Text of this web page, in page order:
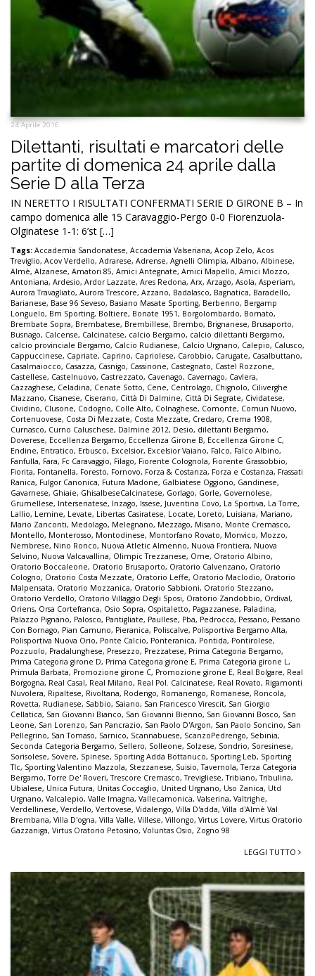
24 Aprile 2016
Dilettanti, risultati e marcatori delle
partite di domenica 24 aprile dalla
Serie D alla Terza
IN NERETTO I RISULTATI CONFERMATI SERIE D GIRONE B – In
campo domenica alle 15 Caravaggio-Pergo 0-0 Fiorenzuola-
Olginatese 1-1: 6’st […]
Tags: Accademia Sandonatese, Accademia Valseriana, Acop Zelo, Acos
Treviglio, Acov Verdello, Adrarese, Adrense, Agnelli Olimpia, Albano, Albinese,
Almè, Alzanese, Amatori 85, Amici Antegnate, Amici Mapello, Amici Mozzo,
Antoniana, Ardesio, Ardor Lazzate, Ares Redona, Arx, Arzago, Asola, Asperiam,
Aurora Travagliato, Aurora Trescore, Azzano, Badalasco, Bagnatica, Baradello,
Barianese, Base 96 Seveso, Basiano Masate Sporting, Berbenno, Bergamp
Longuelo, Bm Sporting, Boltiere, Bonate 1951, Borgolombardo, Bornato,
Brembate Sopra, Brembatese, Brembillese, Brembo, Brignanese, Brusaporto,
Busnago, Calcense, Calcinatese, calcio Bergamo, calcio dilettanti Bergamo,
calcio provinciale Bergamo, Calcio Rudianese, Calcio Urgnano, Calepio, Calusco,
Cappuccinese, Capriate, Caprino, Capriolese, Carobbio, Carugate, Casalbuttano,
Casalmaiocco, Casazza, Casnigo, Cassinone, Castegnato, Castel Rozzone,
Castellese, Castelnuovo, Castrezzato, Cavenago, Cavernago, Cavlera,
Cazzaghese, Celadina, Cenate Sotto, Cene, Centrolago, Chignolo, Ciliverghe
Mazzano, Cisanese, Ciserano, Città Di Dalmine, Città Di Segrate, Cividatese,
Cividino, Clusone, Codogno, Colle Alto, Colnaghese, Comonte, Comun Nuovo,
Cortenuovese, Costa Di Mezzate, Costa Mezzate, Credaro, Crema 1908,
Curnasco, Curno Caluschese, Dalmine 2012, Desio, dilettanti Bergamo,
Doverese, Eccellenza Bergamo, Eccellenza Girone B, Eccellenza Girone C,
Endine, Entratico, Erbusco, Excelsior, Excelsior Vaiano, Falco, Falco Albino,
Fanfulla, Fara, Fc Caravaggio, Filago, Fiorente Colognola, Fiorente Grassobbio,
Fiorita, Fontanella, Foresto, Fornovo, Forza & Costanza, Forza e Costanza, Frassati
Ranica, Fulgor Canonica, Futura Madone, Galbiatese Oggiono, Gandinese,
Gavarnese, Ghiaie, GhisalbeseCalcinatese, Gorlago, Gorle, Governolese,
Grumellese, Interseriatese, Inzago, Issese, Juventina Covo, La Sportiva, La Torre,
Lallio, Lemine, Levate, Libertas Casiratese, Locate, Loreto, Luisiana, Mariano,
Mario Zanconti, Medolago, Melegnano, Mezzago, Misano, Monte Cremasco,
Montello, Monterosso, Montodinese, Montorfano Rovato, Monvico, Mozzo,
Nembrese, Nino Ronco, Nuova Atletic Almenno, Nuova Frontiera, Nuova
Selvino, Nuova Valcavallina, Olimpic Trezzanese, Ome, Oratorio Albino,
Oratorio Boccaleone, Oratorio Brusaporto, Oratorio Calvenzano, Oratorio
Cologno, Oratorio Costa Mezzate, Oratorio Leffe, Oratorio Maclodio, Oratorio
Malpensata, Oratorio Mozzanica, Oratorio Sabbioni, Oratorio Stezzano,
Oratorio Verdello, Oratorio Villaggio Degli Sposi, Oratorio Zandobbio, Ordival,
Oriens, Orsa Cortefranca, Osio Sopra, Ospitaletto, Pagazzanese, Paladina,
Palazzo Pignano, Palosco, Pantigliate, Paullese, Pba, Pedrocca, Pessano, Pessano
Con Bornago, Pian Camuno, Pieranica, Poliscalve, Polisportiva Bergamo Alta,
Polisportiva Nuova Orio, Ponte Calcio, Ponteranica, Pontida, Pontirolese,
Pozzuolo, Pradalunghese, Presezzo, Prezzatese, Prima Categoria Bergamo,
Prima Categoria girone D, Prima Categoria girone E, Prima Categoria girone L ,
Primula Barbata, Promozione girone C, Promozione girone E, Real Bolgare, Real
Borgogna, Real Casal, Real Milano, Real Pol. Calcinatese, Real Rovato, Rigamonti
Nuvolera, Ripaltese, Rivoltana, Rodengo, Romanengo, Romanese, Roncola,
Rovetta, Rudianese, Sabbio, Saiano, San Francesco Virescit, San Giorgio
Cellatica, San Giovanni Bianco, San Giovanni Bienno, San Giovanni Bosco, San
Leone, San Lorenzo, San Pancrazio, San Paolo D'Argon, San Paolo Soncino, San
Pellegrino, San Tomaso, Sarnico, Scannabuese, ScanzoPedrengo, Sebinia,
Seconda Categoria Bergamo, Sellero, Solleone, Solzese, Sondrio, Soresinese,
Sorisolese, Sovere, Spinese, Sporting Adda Bottanuco, Sporting Leb, Sporting
Tlc, Sporting Valentino Mazzola, Stezzanese, Suisio,Tavernola,Terza Categoria
Bergamo,Torre De' Roveri,Trescore Cremasco,Trevigliese,Tribiano,Tribulina,
Ubialese, Unica Futura, Unitas Coccaglio, United Urgnano, Uso Zanica, Utd
Urgnano, Valcalepio, Valle Imagna, Vallecamonica, Valserina, Valtrighe,
Verdellinese, Verdello, Vertovese, Vidalengo, Villa D'adda, Villa d'Almè Val
Brembana, Villa D'ogna, Villa Valle, Villese, Villongo, Virtus Lovere, Virtus Oratorio
Gazzaniga, Virtus Oratorio Petosino, Voluntas Osio, Zogno 98
LEGGI TUTTO